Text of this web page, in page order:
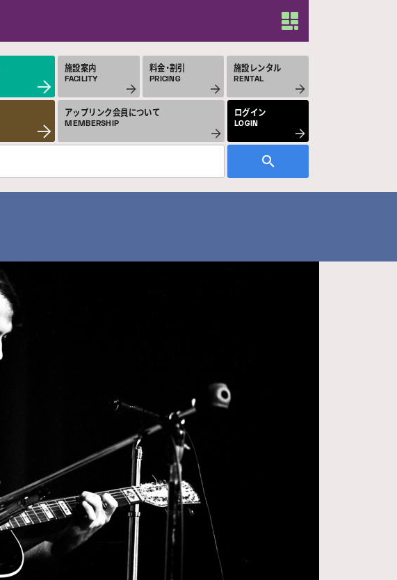
施設案内
FACILITY
料金・割引
PRICING
施設レンタル
RENTAL
アップリンク会員について
MEMBERSHIP
ログイン
LOGIN